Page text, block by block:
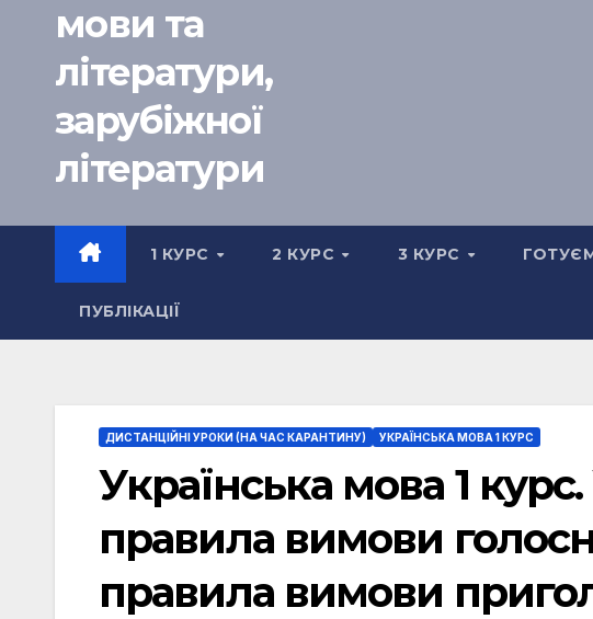
мови та
літератури,
зарубіжної
літератури
1 КУРС 2 КУРС 3 КУРС
ПУБЛІКАЦІЇ
ДИСТАНЦІЙНІ УРОКИ (НА ЧАС КАРАНТИНУ) УКРАЇНСЬКА МОВА 1 КУРС
Українська мова 1
правила вимови
правила вимови